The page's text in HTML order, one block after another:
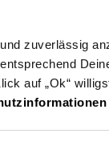
zuverlässig
auf „Ok“